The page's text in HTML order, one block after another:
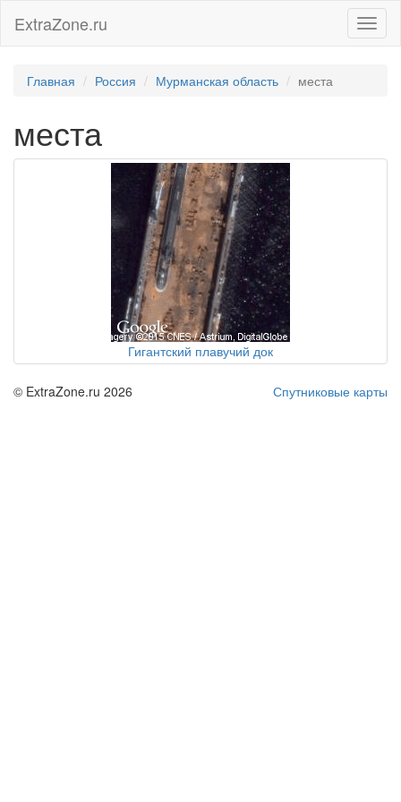
ExtraZone.ru
Главная Россия Мурманская область места
места
Гигантский плавучий док
© ExtraZone.ru 2026 Спутниковые карты